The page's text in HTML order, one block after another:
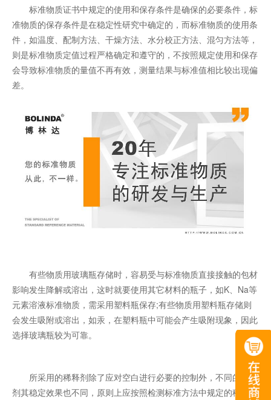
标准物质证书中规定的使用和保存条件是确保的必要条件，标
准物质的保存条件是在稳定性研究中确定的，而标准物质的使用条
件，如温度、配制方法、干燥方法、水分校正方法、混匀方法等，
则是标准物质定值过程严格确定和遵守的，不按照规定使用和保存
会导致标准物质的量值不再有效，测量结果与标准值相比较出现偏
差。
有些物质用玻璃瓶存储时，容易受与标准物质直接接触的包材
影响发生降解或溶出，这时就要使用其它材料的瓶子，如K、Na等
元素溶液标准物质，需采用塑料瓶保存;有些物质用塑料瓶存储则
会发生吸附或溶出，如汞，在塑料瓶中可能会产生吸附现象，因此
选择玻璃瓶较为可靠。
所采用的稀释剂除了应对空白进行必要的控制外，不同的稀释
剂其稳定效果也不同，原则上应按照检测标准方法中规定的稀释剂